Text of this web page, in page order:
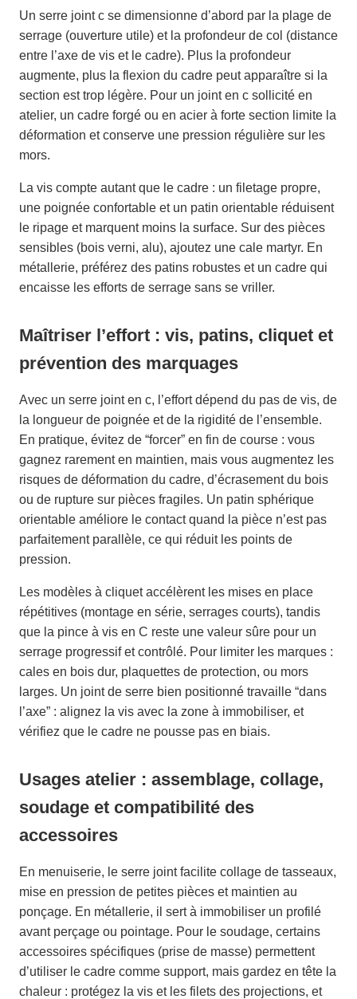
Un serre joint c se dimensionne d’abord par la plage de
serrage (ouverture utile) et la profondeur de col (distance
entre l’axe de vis et le cadre). Plus la profondeur
augmente, plus la flexion du cadre peut apparaître si la
section est trop légère. Pour un joint en c sollicité en
atelier, un cadre forgé ou en acier à forte section limite la
déformation et conserve une pression régulière sur les
mors.
La vis compte autant que le cadre : un filetage propre,
une poignée confortable et un patin orientable réduisent
le ripage et marquent moins la surface. Sur des pièces
sensibles (bois verni, alu), ajoutez une cale martyr. En
métallerie, préférez des patins robustes et un cadre qui
encaisse les efforts de serrage sans se vriller.
Maîtriser l’effort : vis, patins, cliquet et
prévention des marquages
Avec un serre joint en c, l’effort dépend du pas de vis, de
la longueur de poignée et de la rigidité de l’ensemble.
En pratique, évitez de “forcer” en fin de course : vous
gagnez rarement en maintien, mais vous augmentez les
risques de déformation du cadre, d’écrasement du bois
ou de rupture sur pièces fragiles. Un patin sphérique
orientable améliore le contact quand la pièce n’est pas
parfaitement parallèle, ce qui réduit les points de
pression.
Les modèles à cliquet accélèrent les mises en place
répétitives (montage en série, serrages courts), tandis
que la pince à vis en C reste une valeur sûre pour un
serrage progressif et contrôlé. Pour limiter les marques :
cales en bois dur, plaquettes de protection, ou mors
larges. Un joint de serre bien positionné travaille “dans
l’axe” : alignez la vis avec la zone à immobiliser, et
vérifiez que le cadre ne pousse pas en biais.
Usages atelier : assemblage, collage,
soudage et compatibilité des
accessoires
En menuiserie, le serre joint facilite collage de tasseaux,
mise en pression de petites pièces et maintien au
ponçage. En métallerie, il sert à immobiliser un profilé
avant perçage ou pointage. Pour le soudage, certains
accessoires spécifiques (prise de masse) permettent
d’utiliser le cadre comme support, mais gardez en tête la
chaleur : protégez la vis et les filets des projections, et